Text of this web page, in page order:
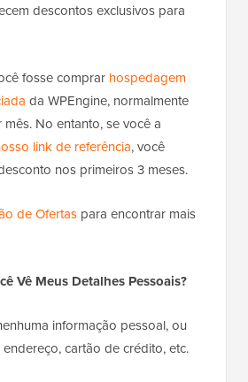
descontos exclusivos para
fosse comprar hospedagem
da WPEngine, normalmente
No entanto, se você a
link de referência, você
nos primeiros 3 meses.
de Ofertas para encontrar mais
Vê Meus Detalhes Pessoais?
informação pessoal, ou
endereço, cartão de crédito, etc.